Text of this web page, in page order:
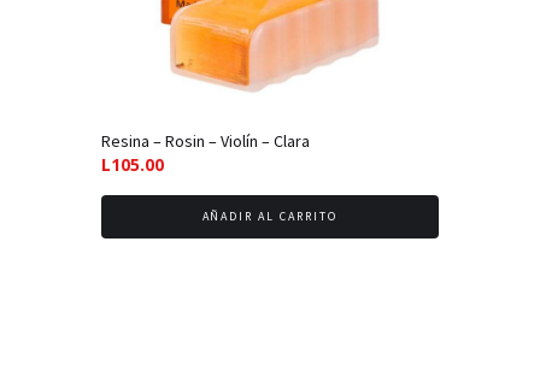
Resina – Rosin – Violín – Clara
L105.00
AÑADIR AL CARRITO